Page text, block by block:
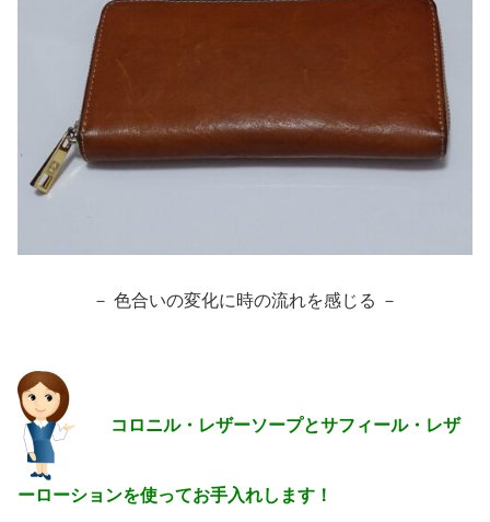
－ 色合いの変化に時の流れを感じる －
コロニル・レザーソープとサフィール・レザ
ーローションを使ってお手入れします！